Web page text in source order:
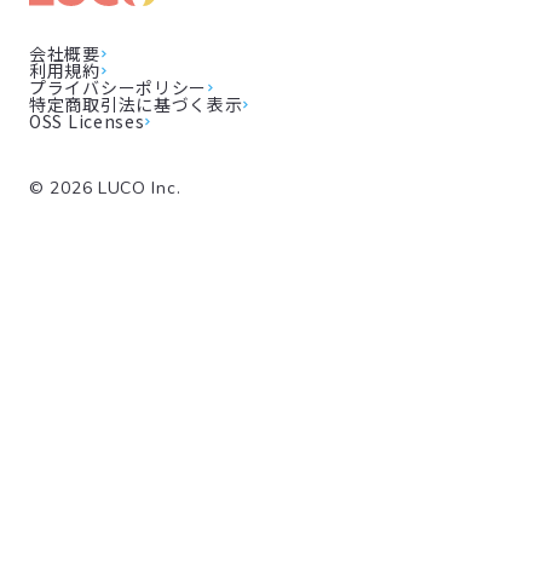
会社概要
利用規約
プライバシーポリシー
特定商取引法に基づく表示
OSS Licenses
© 2026 LUCO Inc.